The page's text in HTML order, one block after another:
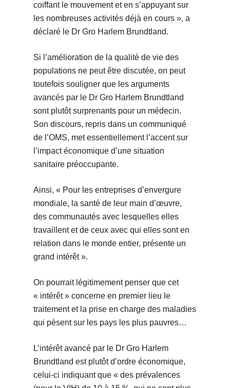
coiffant le mouvement et en s’appuyant sur
les nombreuses activités déjà en cours », a
déclaré le Dr Gro Harlem Brundtland.
Si l’amélioration de la qualité de vie des
populations ne peut être discutée, on peut
toutefois souligner que les arguments
avancés par le Dr Gro Harlem Brundtland
sont plutôt surprenants pour un médecin.
Son discours, repris dans un communiqué
de l’OMS, met essentiellement l’accent sur
l’impact économique d’une situation
sanitaire préoccupante.
Ainsi, « Pour les entreprises d’envergure
mondiale, la santé de leur main d’œuvre,
des communautés avec lesquelles elles
travaillent et de ceux avec qui elles sont en
relation dans le monde entier, présente un
grand intérêt ».
On pourrait légitimement penser que cet
« intérêt » concerne en premier lieu le
traitement et la prise en charge des maladies
qui pèsent sur les pays les plus pauvres…
L’intérêt avancé par le Dr Gro Harlem
Brundtland est plutôt d’ordre économique,
celui-ci indiquant que « des prévalences